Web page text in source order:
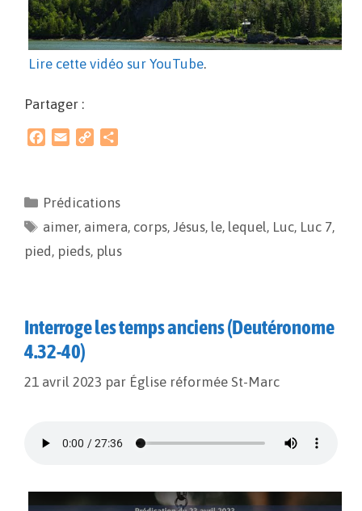
Lire cette vidéo sur YouTube.
Partager :
b
o
o
k
l
L
i
k
a
g
Prédications
aimer, aimera, corps, Jésus, le, lequel, Luc, Luc 7,
pied, pieds, plus
Interroge les temps anciens (Deutéronome
4.32-40)
21 avril 2023 par Église réformée St-Marc